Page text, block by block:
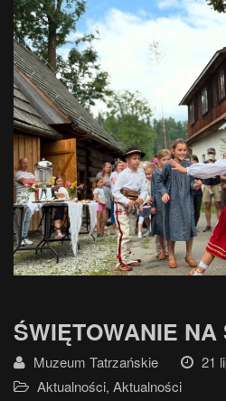
ŚWIĘTOWANIE NA
Muzeum Tatrzańskie
21
Aktualności, Aktualności